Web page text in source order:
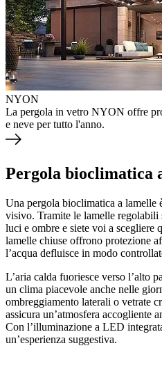
NYON
La pergola in vetro NYON offre
e neve per tutto l'anno.
Pergola bioclimatica
Una pergola bioclimatica a lamelle
visivo. Tramite le lamelle regolabili
luci e ombre e siete voi a scegliere
lamelle chiuse offrono protezione
l’acqua defluisce in modo
L’aria calda fuoriesce verso l’alto
un clima piacevole anche nelle
ombreggiamento laterali o vetrate
assicura un’atmosfera accogliente
Con l’illuminazione a LED
un’esperienza suggestiva.